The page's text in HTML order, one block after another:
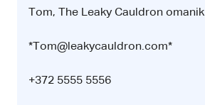
Tom, The Leaky Cauldron omanik
*Tom@leakycauldron.com*
+372 5555 5556